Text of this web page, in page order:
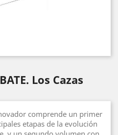
Los Cazas
comprende un primer
etapas de la evolución